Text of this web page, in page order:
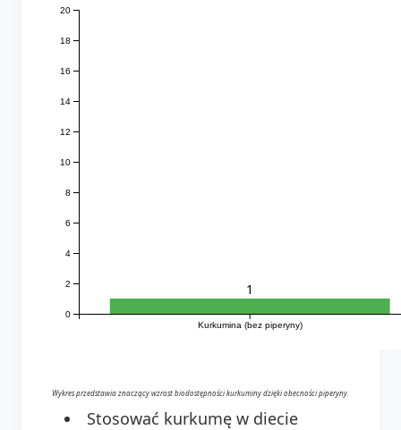
Kurkumina (bez piperyny)
0
2
4
6
8
10
12
14
16
18
20
1
Wykres przedstawia znaczący wzrost biodostępności kurkuminy dzięki obecności piperyny.
Stosować kurkumę w diecie